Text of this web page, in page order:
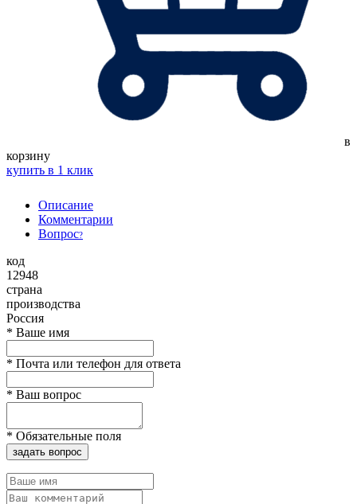
в
корзину
купить в 1 клик
Описание
Комментарии
Вопрос?
код
12948
страна
производства
Россия
* Ваше имя
* Почта или телефон для ответа
* Ваш вопрос
* Обязательные поля
задать вопрос